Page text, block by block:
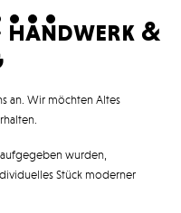
handwerk &
an. Wir möchten Altes
wurden,
Stück moderner